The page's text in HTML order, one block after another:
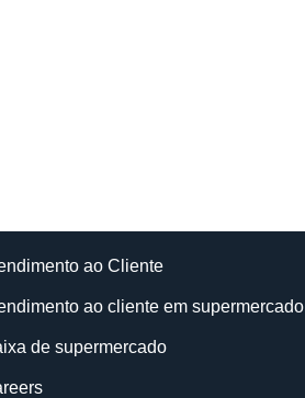
ao Cliente
ao cliente em supermercado
de supermercado